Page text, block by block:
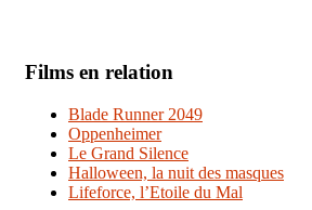
Films en relation
Blade Runner 2049
Oppenheimer
Le Grand Silence
Halloween, la nuit des masques
Lifeforce, l’Etoile du Mal